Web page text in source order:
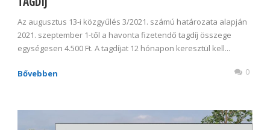
Az augusztus 13-i közgyűlés 3/2021. számú határozata alapján
2021. szeptember 1-től a havonta fizetendő tagdíj összege
egységesen 4.500 Ft. A tagdíjat 12 hónapon keresztül kell...
Bővebben 0